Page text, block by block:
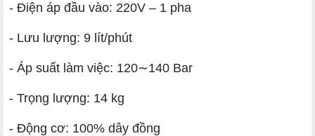
- Điện áp đầu vào: 220V – 1 pha
- Lưu lượng: 9 lít/phút
- Áp suất làm việc: 120∼140 Bar
- Trọng lượng: 14 kg
- Động cơ: 100% dây đồng